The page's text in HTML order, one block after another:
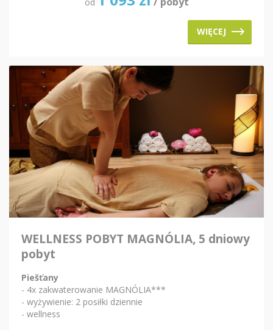
WIĘCEJ
WELLNESS POBYT MAGNÓLIA, 5 dniowy
pobyt
Piešťany
- 4x zakwaterowanie MAGNÓLIA***
- wyżywienie: 2 posiłki dziennie
- wellness